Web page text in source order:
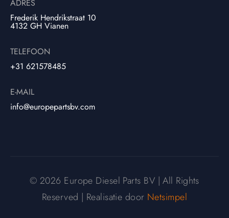
ADRES
Frederik Hendrikstraat 10
4132 GH Vianen
TELEFOON
+31 621578485
E-MAIL
info@europepartsbv.com
© 2026 Europe Diesel Parts BV | All Rights
Reserved | Realisatie door Netsimpel